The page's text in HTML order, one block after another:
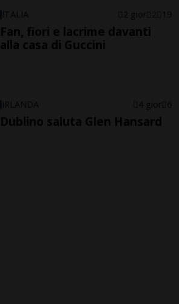
ITALIA 2 gior 2 19
Fan, fiori e lacrime davanti
alla casa di Guccini
IRLANDA 4 gior 6
Dublino saluta Glen Hansard